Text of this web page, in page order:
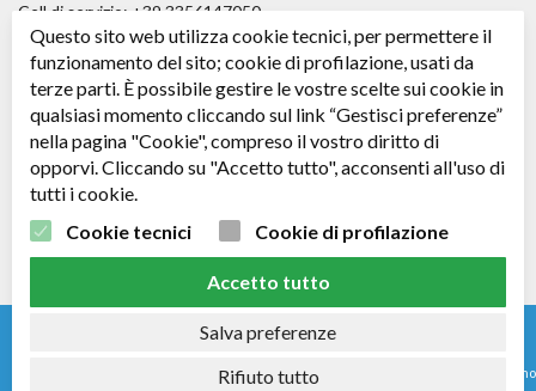
Cell di servizio: +39.3356147050
Fax.: +39.0438.656979
E-mail:angelo@promosport-srl.com
Cap. soc. € 50.000,00 i.v.
C.F. / P. IVA: 04361530266 - R.E.A. TV: 343578
© 2024 - Nomi e immagini di sistemi e prodotti che appaiono su questo sito sono
Questo sito web utilizza cookie tecnici, per permettere il
funzionamento del sito; cookie di profilazione, usati da
terze parti. È possibile gestire le vostre scelte sui cookie in
qualsiasi momento cliccando sul link “Gestisci preferenze”
nella pagina "Cookie", compreso il vostro diritto di
opporvi. Cliccando su "Accetto tutto", acconsenti all'uso di
tutti i cookie.
Cookie tecnici
Cookie di profilazione
Accetto tutto
Salva preferenze
Rifiuto tutto